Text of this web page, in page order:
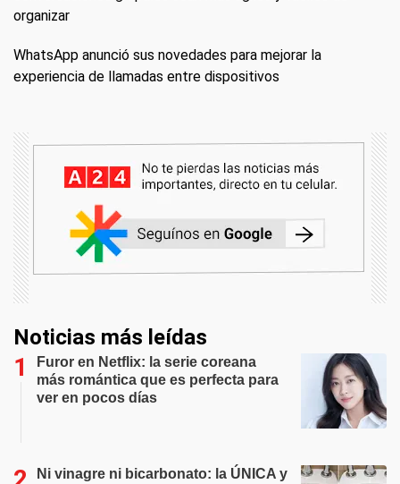
organizar
WhatsApp anunció sus novedades para mejorar la
experiencia de llamadas entre dispositivos
Noticias más leídas
Furor en Netflix: la serie coreana
más romántica que es perfecta para
ver en pocos días
Ni vinagre ni bicarbonato: la ÚNICA y